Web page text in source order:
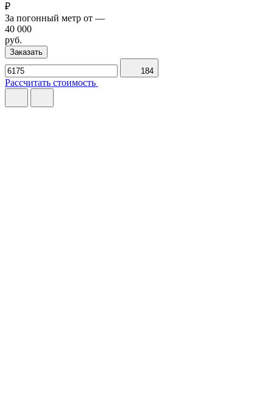
₽
За погонный метр от —
40 000
руб.
Заказать
184
Рассчитать стоимость